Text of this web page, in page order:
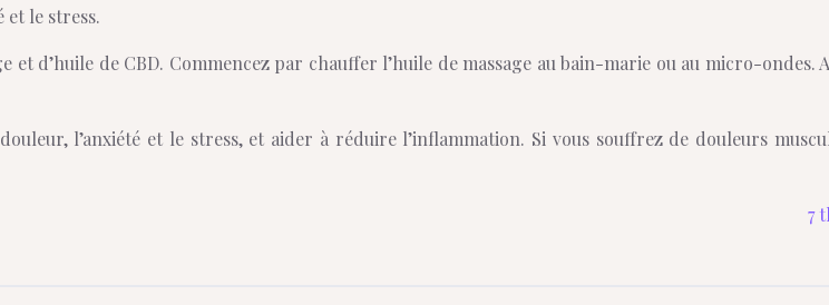
et le stress.
et d’huile de CBD. Commencez par chauffer l’huile de massage au bain-marie ou au micro-ondes.
l’anxiété et le stress, et aider à réduire l’inflammation. Si vous souffrez de douleurs
7